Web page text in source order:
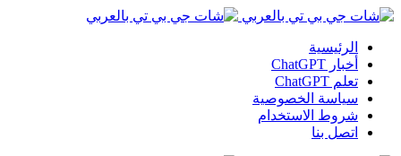
الرئيسية
أخبار ChatGPT
تعلم ChatGPT
سياسة الخصوصية
شروط الاستخدام
اتصل بنا